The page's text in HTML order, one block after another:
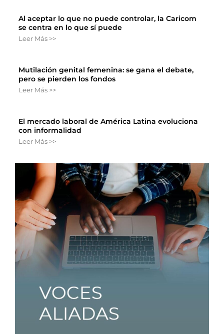
Al aceptar lo que no puede controlar, la Caricom
se centra en lo que sí puede
Leer Más >>
Mutilación genital femenina: se gana el debate,
pero se pierden los fondos
Leer Más >>
El mercado laboral de América Latina evoluciona
con informalidad
Leer Más >>